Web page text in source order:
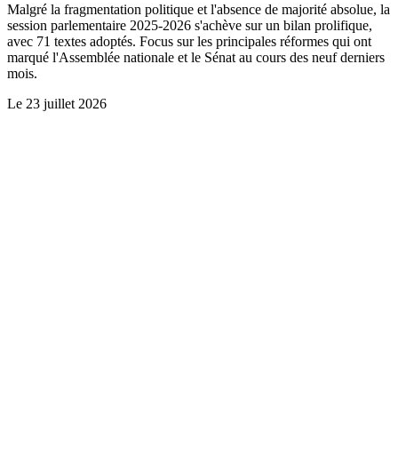
Malgré la fragmentation politique et l'absence de majorité absolue, la
session parlementaire 2025-2026 s'achève sur un bilan prolifique,
avec 71 textes adoptés. Focus sur les principales réformes qui ont
marqué l'Assemblée nationale et le Sénat au cours des neuf derniers
mois.
Le 23 juillet 2026